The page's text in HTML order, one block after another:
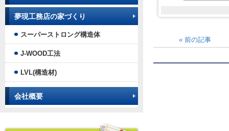
« 前の記事
夢現工務店の家づくり
スーパーストロング構造体
J-WOOD工法
LVL(構造材)
会社概要